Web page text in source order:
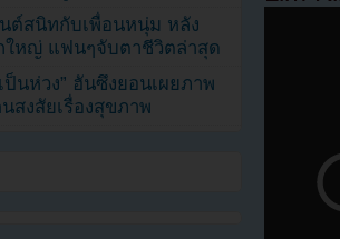
ต์สนิทกับเพื่อนหนุ่ม หลัง
ใหญ่ แฟนๆจับตาชีวิตล่าสุด
นห่วง” ฮันซึงยอนเผยภาพ
สงสัยเรื่องสุขภาพ